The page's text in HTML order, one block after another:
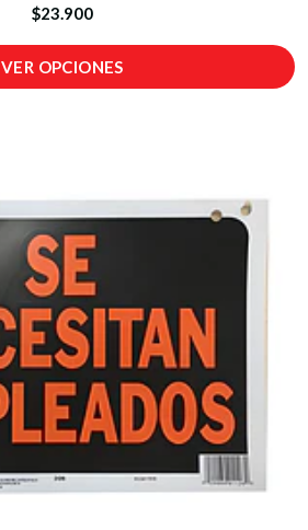
$23.900
VER OPCIONES